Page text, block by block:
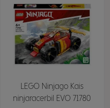
LEGO Ninjago Kais
ninjaracerbil EVO 71780